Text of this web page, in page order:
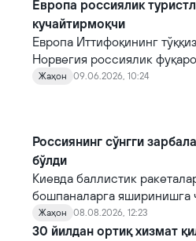
Европа россиялик
кучайтирмоқчи
Европа Иттифоқининг
Норвегия россиялик
қатъийлаштиришни таклиф
Жаҳон 09.06.2026, 10:24
Россиянинг сўнгги
бўлди
Киевда баллистик
бошпаналарга яширинишга
Жаҳон 08.08.2026, 12:23
30 йилдан ортиқ хизмат